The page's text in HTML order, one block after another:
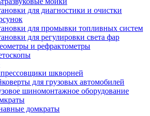
для диагностики и очистки
для промывки топливных систем
для регулировки света фар
и рефрактометры
шкворней
для грузовых автомобилей
шиномонтажное оборудование
домкраты